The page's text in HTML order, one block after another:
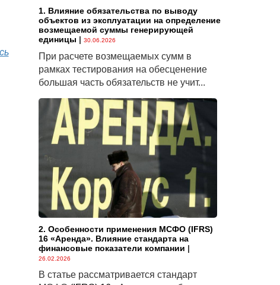
1. Влияние обязательства по выводу
объектов из эксплуатации на определение
возмещаемой суммы генерирующей
единицы | 30.06.2026
При расчете возмещаемых сумм в
рамках тестирования на обесценение
большая часть обязательств не учит...
2. Особенности применения МСФО (IFRS)
16 «Аренда». Влияние стандарта на
финансовые показатели компании |
26.02.2026
В статье рассматривается стандарт